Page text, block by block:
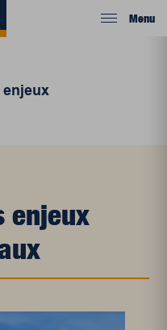
Menu
enjeux
enjeux